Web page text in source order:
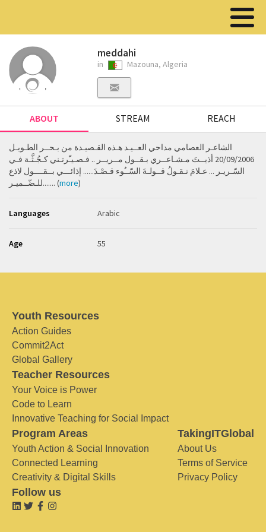
meddahi
in Mazouna, Algeria
ABOUT STREAM REACH
الشاعـر العصامي مداحي العــيـد هـذه القـصيـدة من بـحــر الطـويـل
20/09/2006 أذيــتَ مـشـاعــري بـقــول مــريــر .. فـصـيـّرتـني كـجُـثَّـة فـي
السّـريـر ... عـلامَ تـقـولُ قــولـةَ السّــُوء قـصْـدَ...... إذائـــي بــقــــول لاذع
للـضّــميـر....... (more)
Languages Arabic
Age 55
Youth Resources
Action Guides
Commit2Act
Global Gallery
Teacher Resources
Your Voice is Power
Code to Learn
Innovative Teaching for Social Impact
Program Areas
Youth Action & Social Innovation
Connected Learning
Creativity & Digital Skills
TakingITGlobal
About Us
Terms of Service
Privacy Policy
Follow us